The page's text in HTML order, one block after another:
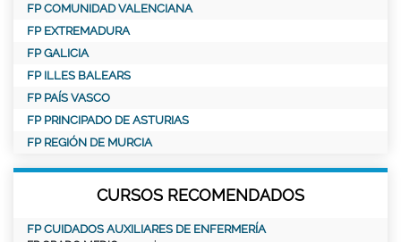
FP COMUNIDAD VALENCIANA
FP EXTREMADURA
FP GALICIA
FP ILLES BALEARS
FP PAÍS VASCO
FP PRINCIPADO DE ASTURIAS
FP REGIÓN DE MURCIA
CURSOS RECOMENDADOS
FP CUIDADOS AUXILIARES DE ENFERMERÍA